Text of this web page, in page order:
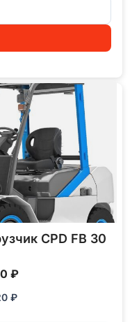
CPD FB 30
₽
₽